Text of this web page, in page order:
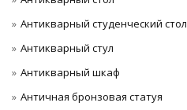
Антикварный студенческий стол
Антикварный стул
Антикварный шкаф
Античная бронзовая статуя